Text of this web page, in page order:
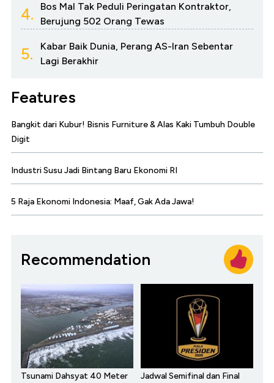
4.
Bos Mal Tak Peduli Peringatan Kontraktor,
Berujung 502 Orang Tewas
5.
Kabar Baik Dunia, Perang AS-Iran Sebentar
Lagi Berakhir
Features
Bangkit dari Kubur! Bisnis Furniture & Alas Kaki Tumbuh Double
Digit
Industri Susu Jadi Bintang Baru Ekonomi RI
5 Raja Ekonomi Indonesia: Maaf, Gak Ada Jawa!
Recommendation
Tsunami Dahsyat 40 Meter
Jadwal Semifinal dan Final